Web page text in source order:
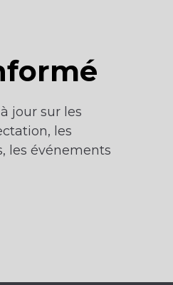
jour sur les
les
les événements